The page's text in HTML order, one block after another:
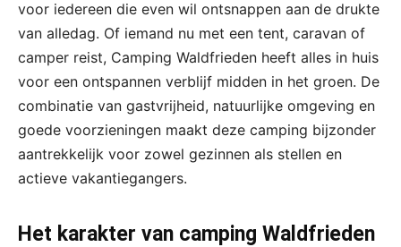
voor iedereen die even wil ontsnappen aan de drukte
van alledag. Of iemand nu met een tent, caravan of
camper reist, Camping Waldfrieden heeft alles in huis
voor een ontspannen verblijf midden in het groen. De
combinatie van gastvrijheid, natuurlijke omgeving en
goede voorzieningen maakt deze camping bijzonder
aantrekkelijk voor zowel gezinnen als stellen en
actieve vakantiegangers.
Het karakter van camping Waldfrieden